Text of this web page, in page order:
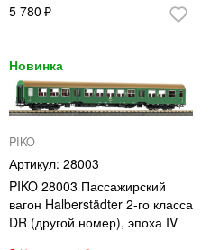
5 780
PIKO
28003
PIKO 28003 Пассажирский
вагон Halberstädter 2-го класса
DR (другой номер), эпоха IV